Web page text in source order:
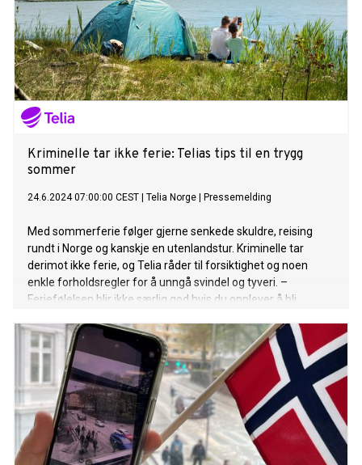
Kriminelle tar ikke ferie: Telias tips til en trygg
sommer
24.6.2024 07:00:00 CEST Telia Norge Pressemelding
Med sommerferie følger gjerne senkede skuldre, reising
rundt i Norge og kanskje en utenlandstur. Kriminelle tar
derimot ikke ferie, og Telia råder til forsiktighet og noen
enkle forholdsregler for å unngå svindel og tyveri. –
Feriefølelsen blir ikke særlig god hvis du opplever å bli
bestiller noe som aldri kommer i posten, sier Øivind
Kristiansen, svindelekspert i Telia Norge. Svindlere og tyver
tar nemlig ikke ferie, og de kan tvert imot utnytte
sommerturister som har lave skuldre og fokus alle andre
steder enn på egen sikkerhet. Selv om telefonsvindel-
anropene er blitt betydelig færre på grunn av Telias filtre, er
det fortsatt mulig å bli svindlet. – Den siste uken har vi
oppdaget flere SMS med avsender fra kjente merkevarer